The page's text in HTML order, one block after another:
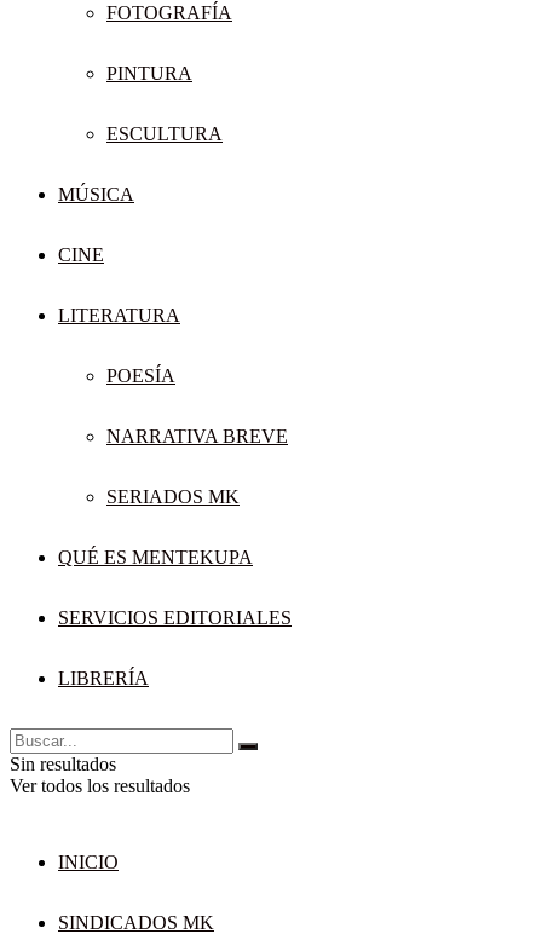
FOTOGRAFÍA
PINTURA
ESCULTURA
MÚSICA
CINE
LITERATURA
POESÍA
NARRATIVA BREVE
SERIADOS MK
QUÉ ES MENTEKUPA
SERVICIOS EDITORIALES
LIBRERÍA
Sin resultados
Ver todos los resultados
INICIO
SINDICADOS MK